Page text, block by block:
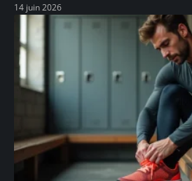
14 juin 2026